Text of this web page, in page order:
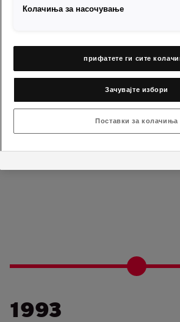
Wir sind offizieller Partner und Sponsor der
Bewegung.
1993
Колачиња за насочување
прифатете ги сите
Зачувајте избори
Поставки за колачиња